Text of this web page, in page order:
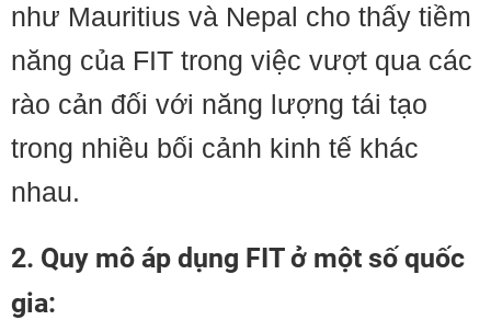
như Mauritius và Nepal cho thấy tiềm
năng của FIT trong việc vượt qua các
rào cản đối với năng lượng tái tạo
trong nhiều bối cảnh kinh tế khác
nhau.
2. Quy mô áp dụng FIT ở một số quốc
gia: